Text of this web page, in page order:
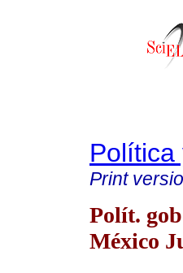
Política
Print
Polít.
México